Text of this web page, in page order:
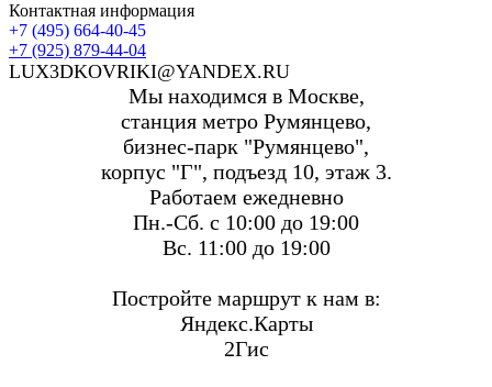
Контактная информация
+7 (495) 664-40-45
+7 (925) 879-44-04
LUX3DKOVRIKI@YANDEX.RU
Мы находимся в Москве,
станция метро Румянцево,
бизнес-парк "Румянцево",
корпус "Г", подъезд 10, этаж 3.
Работаем ежедневно
Пн.-Сб. с 10:00 до 19:00
Вс. 11:00 до 19:00
Постройте маршрут к нам в:
Яндекс.Карты
2Гис